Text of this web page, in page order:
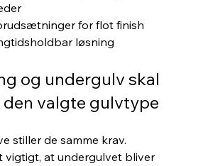
for flot finish
løsning
og undergulv skal
den valgte gulvtype
stiller de samme krav.
vigtigt, at undergulvet bliver